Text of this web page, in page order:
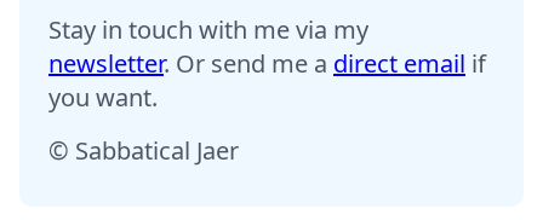
Stay in touch with me via my
newsletter. Or send me a direct email if
you want.
© Sabbatical Jaer